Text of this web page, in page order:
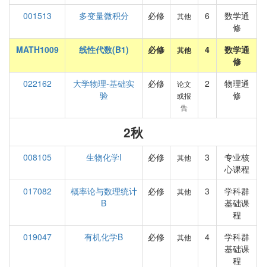
001513
多变量微积分 必修 其他 6
数学通
修
MATH1009
线性代数(B1) 必修 其他 4
数学通
修
022162
大学物理-基础实
验
必修
论文
或报
告
2
物理通
修
2秋
008105 生物化学I 必修 其他 3
专业核
心课程
017082
概率论与数理统计
B
必修 其他 3
学科群
基础课
程
019047
有机化学B 必修 其他 4
学科群
基础课
程